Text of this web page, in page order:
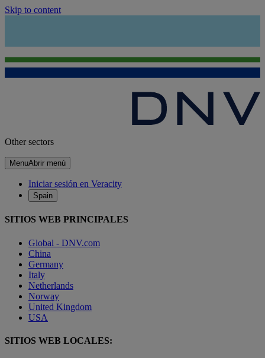
Skip to content
Other sectors
MenuAbrir menú
Iniciar sesión en Veracity
Spain
SITIOS WEB PRINCIPALES
Global - DNV.com
China
Germany
Italy
Netherlands
Norway
United Kingdom
USA
SITIOS WEB LOCALES: